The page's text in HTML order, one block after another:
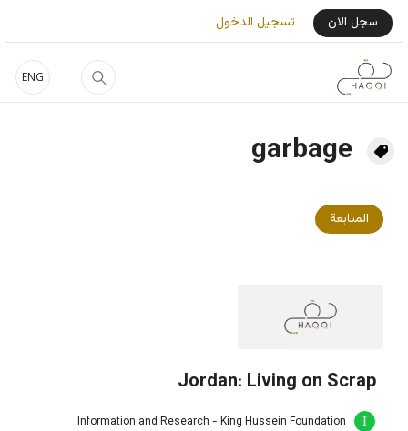
تجاوز إلى المحتوى الرئيسي
ENG
User Login Menu
سجل الان تسجيل الدخول
garbage
المتابعة
Jordan: Living on Scrap
Information and Research - King Hussein Foundation